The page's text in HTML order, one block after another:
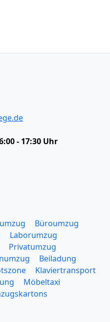
- 17:30 Uhr
Büroumzug
Laborumzug
Privatumzug
Beiladung
Klaviertransport
Möbeltaxi